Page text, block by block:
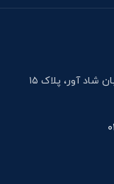
آدرس دفتر: خیابان مقدس اردبیلی، نبش خیابان شاد آور، پلاک ۱۵